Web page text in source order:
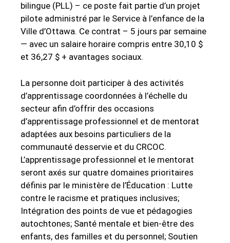
bilingue (PLL) – ce poste fait partie d’un projet
pilote administré par le Service à l’enfance de la
Ville d’Ottawa. Ce contrat – 5 jours par semaine
— avec un salaire horaire compris entre 30,10 $
et 36,27 $ + avantages sociaux.
La personne doit participer à des activités
d’apprentissage coordonnées à l’échelle du
secteur afin d’offrir des occasions
d’apprentissage professionnel et de mentorat
adaptées aux besoins particuliers de la
communauté desservie et du CRCOC.
L’apprentissage professionnel et le mentorat
seront axés sur quatre domaines prioritaires
définis par le ministère de l’Éducation : Lutte
contre le racisme et pratiques inclusives;
Intégration des points de vue et pédagogies
autochtones; Santé mentale et bien-être des
enfants, des familles et du personnel; Soutien